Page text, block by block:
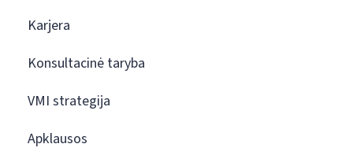
Karjera
Konsultacinė taryba
VMI strategija
Apklausos